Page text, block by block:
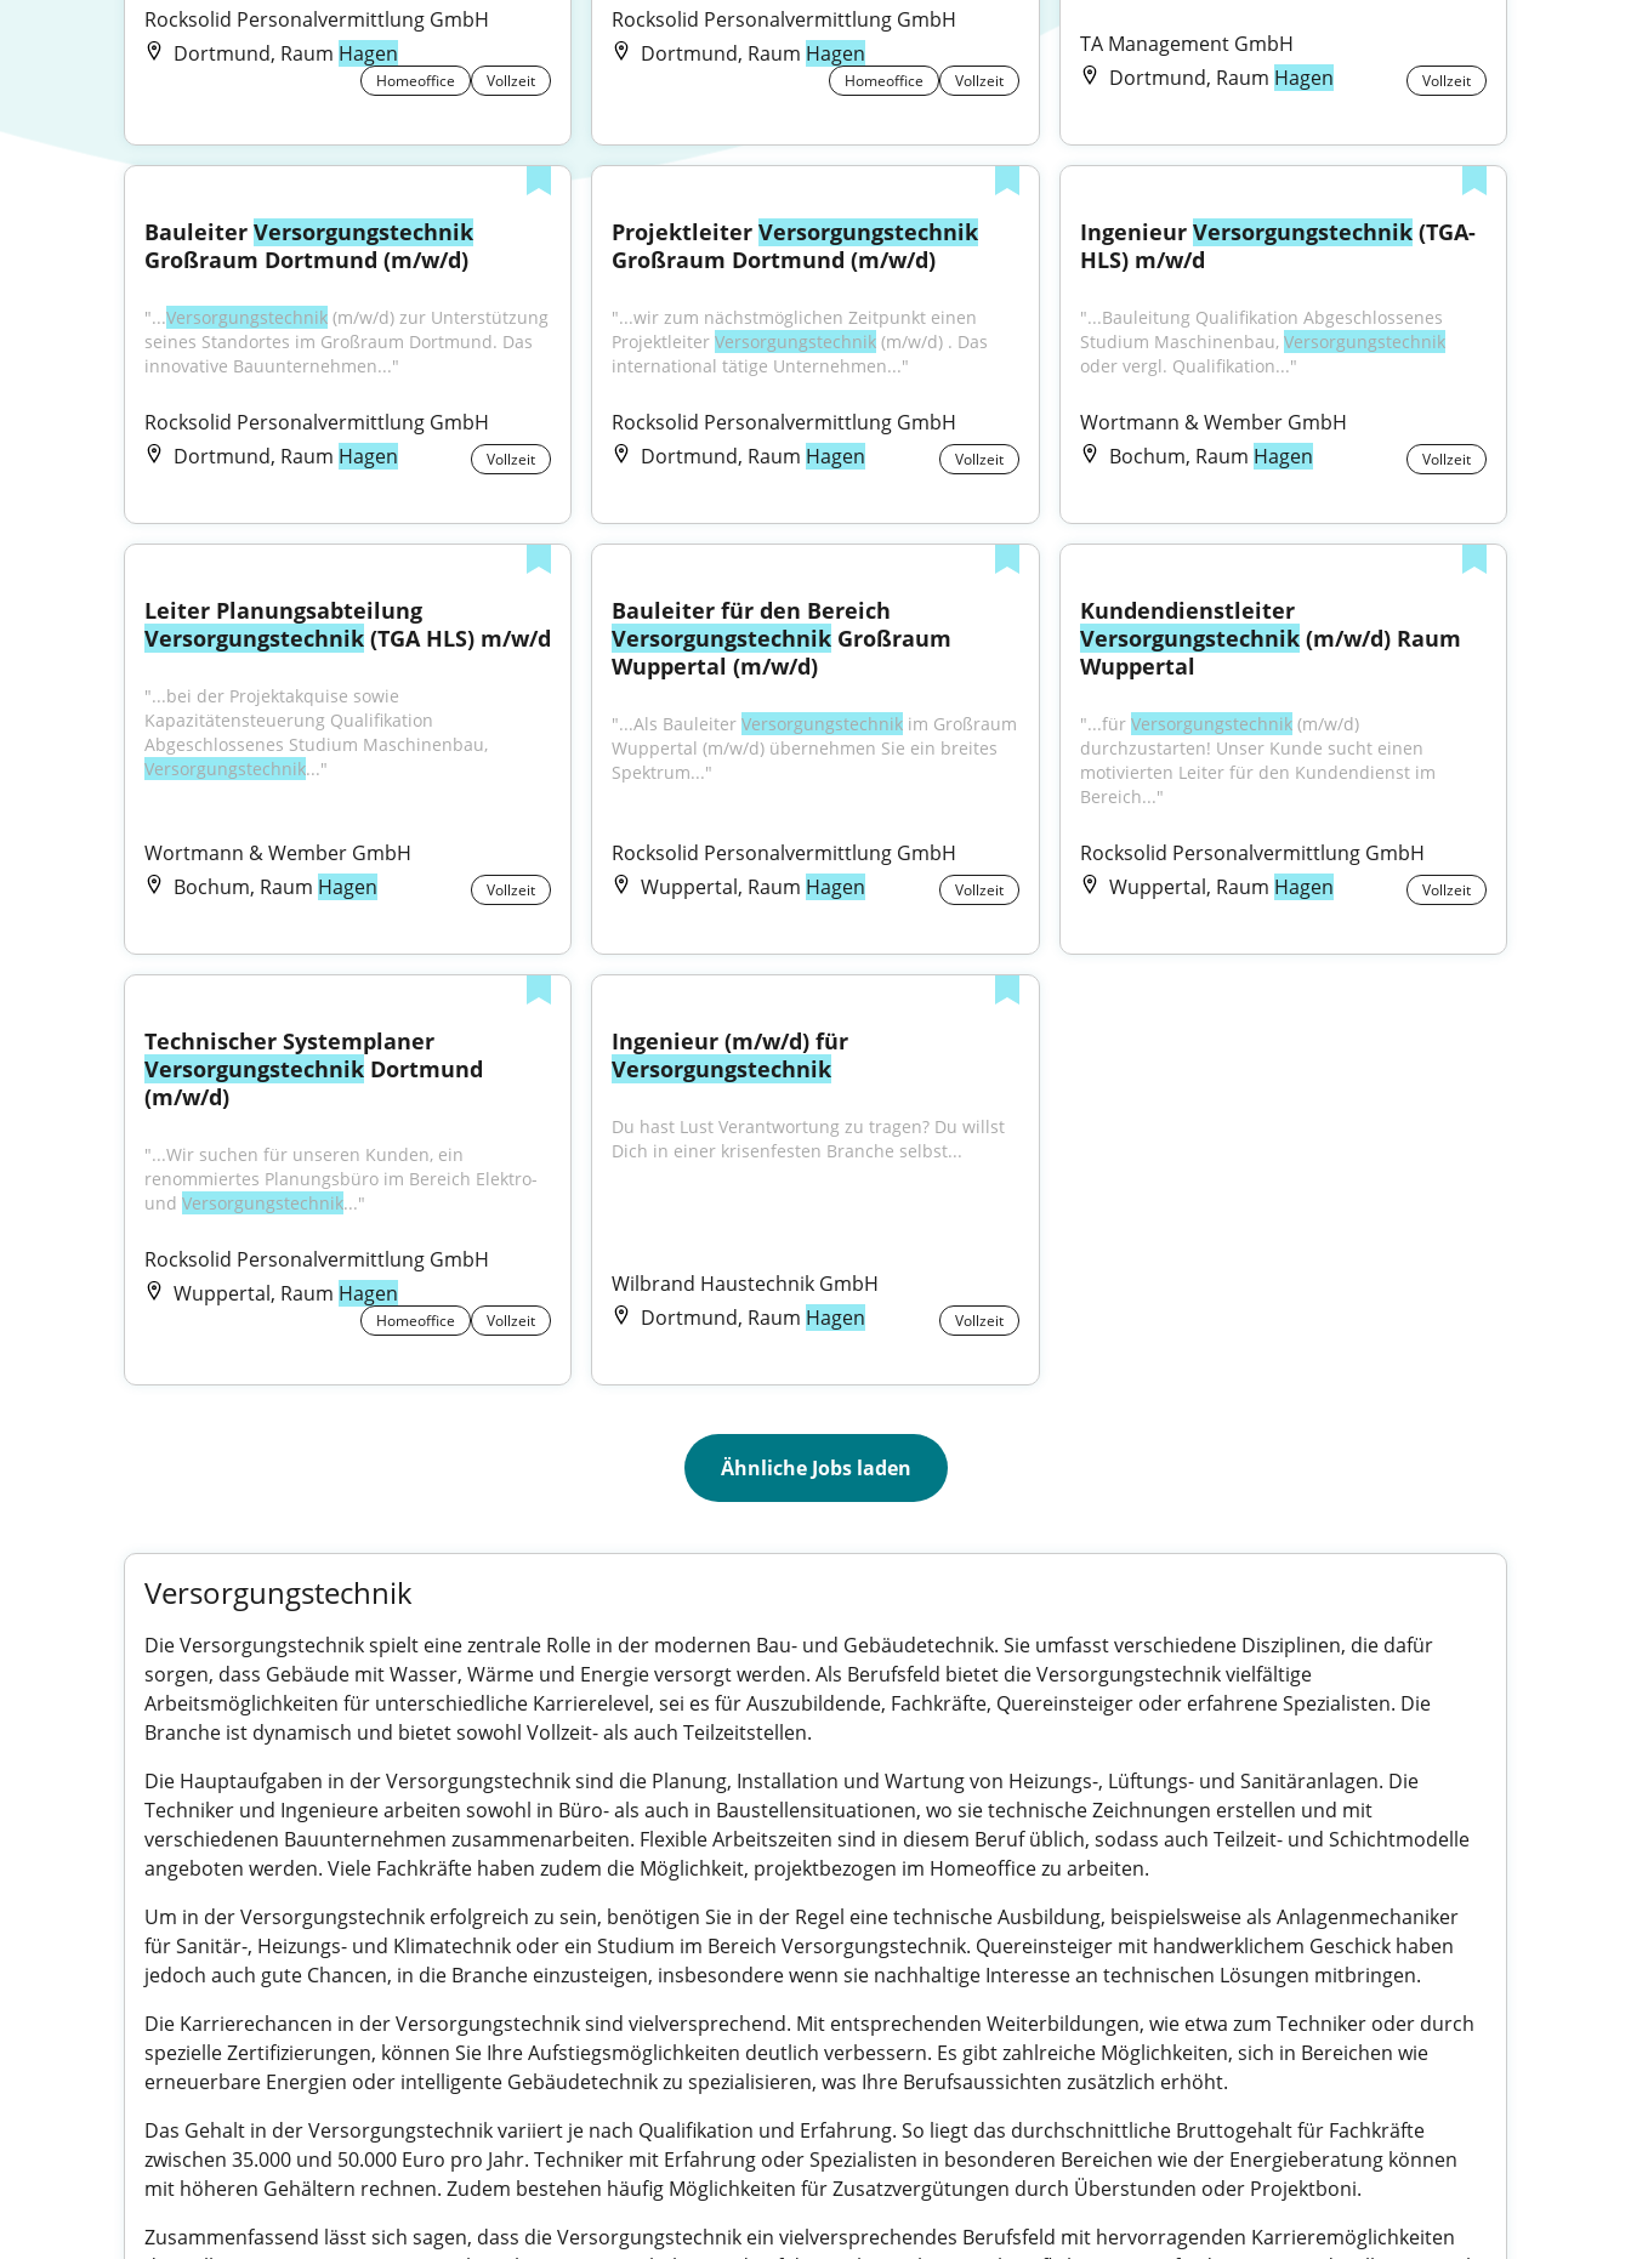
Rocksolid Personalvermittlung GmbH
Dortmund, Raum Hagen
Homeoffice Vollzeit
Rocksolid Personalvermittlung GmbH
Dortmund, Raum Hagen
Homeoffice Vollzeit
TA Management GmbH
Dortmund, Raum Hagen Vollzeit
Bauleiter Versorgungstechnik
Großraum Dortmund (m/w/d)
"...Versorgungstechnik (m/w/d) zur Unterstützung
seines Standortes im Großraum Dortmund. Das
innovative Bauunternehmen..."
Rocksolid Personalvermittlung GmbH
Dortmund, Raum Hagen Vollzeit
Projektleiter Versorgungstechnik
Großraum Dortmund (m/w/d)
"...wir zum nächstmöglichen Zeitpunkt einen
Projektleiter Versorgungstechnik (m/w/d) . Das
international tätige Unternehmen..."
Rocksolid Personalvermittlung GmbH
Dortmund, Raum Hagen Vollzeit
Ingenieur Versorgungstechnik (TGA-
HLS) m/w/d
"...Bauleitung Qualifikation Abgeschlossenes
Studium Maschinenbau, Versorgungstechnik
oder vergl. Qualifikation..."
Wortmann & Wember GmbH
Bochum, Raum Hagen Vollzeit
Versorgungstechnik (TGA HLS) m/w/d
"...bei der Projektakquise sowie
Kapazitätensteuerung Qualifikation
Versorgungstechnik..."
Wortmann & Wember GmbH
Bochum, Raum Hagen Vollzeit
Versorgungstechnik Großraum
Wuppertal (m/w/d)
"...Als Bauleiter Versorgungstechnik im Großraum
Wuppertal (m/w/d) übernehmen Sie ein breites
Spektrum..."
Rocksolid Personalvermittlung GmbH
Wuppertal, Raum Hagen Vollzeit
Kundendienstleiter
Versorgungstechnik (m/w/d) Raum
Wuppertal
"...für Versorgungstechnik (m/w/d)
durchzustarten! Unser Kunde sucht einen
motivierten Leiter für den Kundendienst im
Bereich..."
Rocksolid Personalvermittlung GmbH
Wuppertal, Raum Hagen Vollzeit
Versorgungstechnik Dortmund
(m/w/d)
"...Wir suchen für unseren Kunden, ein
renommiertes Planungsbüro im Bereich Elektro-
und Versorgungstechnik..."
Rocksolid Personalvermittlung GmbH
Wuppertal, Raum Hagen
Homeoffice Vollzeit
Versorgungstechnik
Du hast Lust Verantwortung zu tragen? Du willst
Dich in einer krisenfesten Branche selbst...
Wilbrand Haustechnik GmbH
Dortmund, Raum Hagen Vollzeit
Ähnliche Jobs laden
Versorgungstechnik
Die Versorgungstechnik spielt eine zentrale Rolle in der modernen Bau- und Gebäudetechnik. Sie umfasst verschiedene Disziplinen, die dafür
sorgen, dass Gebäude mit Wasser, Wärme und Energie versorgt werden. Als Berufsfeld bietet die Versorgungstechnik vielfältige
Arbeitsmöglichkeiten für unterschiedliche Karrierelevel, sei es für Auszubildende, Fachkräfte, Quereinsteiger oder erfahrene Spezialisten. Die
Branche ist dynamisch und bietet sowohl Vollzeit- als auch Teilzeitstellen.
Die Hauptaufgaben in der Versorgungstechnik sind die Planung, Installation und Wartung von Heizungs-, Lüftungs- und Sanitäranlagen. Die
Techniker und Ingenieure arbeiten sowohl in Büro- als auch in Baustellensituationen, wo sie technische Zeichnungen erstellen und mit
verschiedenen Bauunternehmen zusammenarbeiten. Flexible Arbeitszeiten sind in diesem Beruf üblich, sodass auch Teilzeit- und Schichtmodelle
angeboten werden. Viele Fachkräfte haben zudem die Möglichkeit, projektbezogen im Homeoffice zu arbeiten.
Um in der Versorgungstechnik erfolgreich zu sein, benötigen Sie in der Regel eine technische Ausbildung, beispielsweise als Anlagenmechaniker
für Sanitär-, Heizungs- und Klimatechnik oder ein Studium im Bereich Versorgungstechnik. Quereinsteiger mit handwerklichem Geschick haben
jedoch auch gute Chancen, in die Branche einzusteigen, insbesondere wenn sie nachhaltige Interesse an technischen Lösungen mitbringen.
Die Karrierechancen in der Versorgungstechnik sind vielversprechend. Mit entsprechenden Weiterbildungen, wie etwa zum Techniker oder durch
spezielle Zertifizierungen, können Sie Ihre Aufstiegsmöglichkeiten deutlich verbessern. Es gibt zahlreiche Möglichkeiten, sich in Bereichen wie
erneuerbare Energien oder intelligente Gebäudetechnik zu spezialisieren, was Ihre Berufsaussichten zusätzlich erhöht.
Das Gehalt in der Versorgungstechnik variiert je nach Qualifikation und Erfahrung. So liegt das durchschnittliche Bruttogehalt für Fachkräfte
zwischen 35.000 und 50.000 Euro pro Jahr. Techniker mit Erfahrung oder Spezialisten in besonderen Bereichen wie der Energieberatung können
mit höheren Gehältern rechnen. Zudem bestehen häufig Möglichkeiten für Zusatzvergütungen durch Überstunden oder Projektboni.
Zusammenfassend lässt sich sagen, dass die Versorgungstechnik ein vielversprechendes Berufsfeld mit hervorragenden Karrieremöglichkeiten